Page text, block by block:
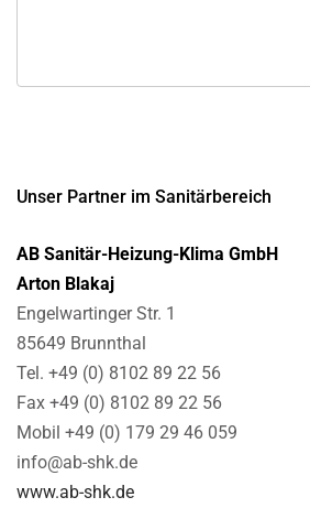
Unser Partner im Sanitärbereich
AB Sanitär-Heizung-Klima GmbH
Arton Blakaj
Engelwartinger Str. 1
85649 Brunnthal
Tel. +49 (0) 8102 89 22 56
Fax +49 (0) 8102 89 22 56
Mobil +49 (0) 179 29 46 059
info@ab-shk.de
www.ab-shk.de